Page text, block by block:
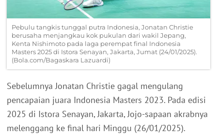
Pebulu tangkis tunggal putra Indonesia, Jonatan Christie
berusaha menjangkau kok pukulan dari wakil Jepang,
Kenta Nishimoto pada laga perempat final Indonesia
Masters 2025 di Istora Senayan, Jakarta, Jumat (24/01/2025).
(Bola.com/Bagaskara Lazuardi)
Sebelumnya Jonatan Christie gagal mengulang
pencapaian juara Indonesia Masters 2023. Pada edisi
2025 di Istora Senayan, Jakarta, Jojo-sapaan akrabnya
melenggang ke final hari Minggu (26/01/2025).